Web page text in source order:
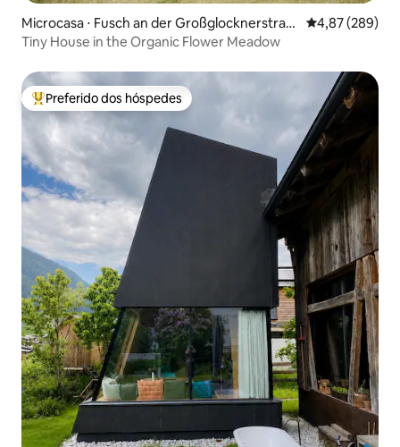
Microcasa ⋅ Fusch an der Großglocknerstraß
e
4,87 de uma
4,87 (289)
Tiny House in the Organic Flower Meadow
Entre os melhores preferidos dos hóspedes
Preferido dos hóspedes